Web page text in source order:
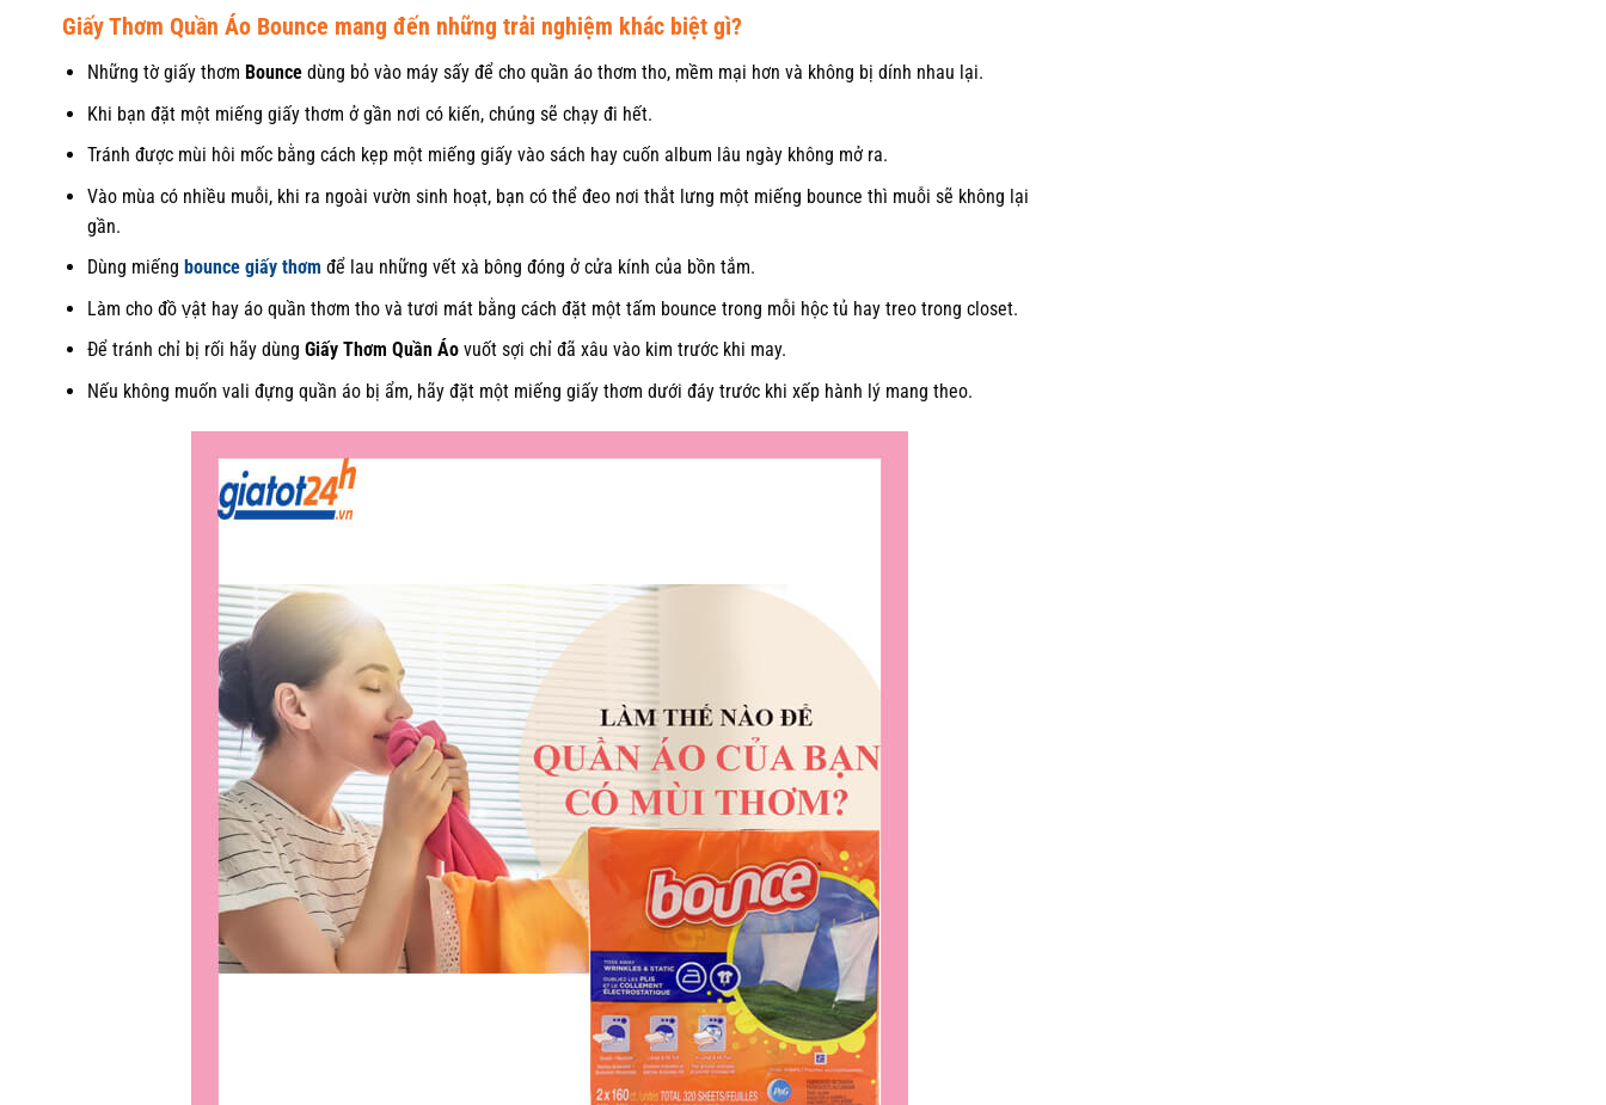
Giấy Thơm Quần Áo Bounce mang đến những trải nghiệm khác biệt gì?
Những tờ giấy thơm Bounce dùng bỏ vào máy sấy để cho quần áo thơm tho, mềm mại hơn và không bị dính nhau lại.
Khi bạn đặt một miếng giấy thơm ở gần nơi có kiến, chúng sẽ chạy đi hết.
Tránh được mùi hôi mốc bằng cách kẹp một miếng giấy vào sách hay cuốn album lâu ngày không mở ra.
Vào mùa có nhiều muỗi, khi ra ngoài vườn sinh hoạt, bạn có thể đeo nơi thắt lưng một miếng bounce thì muỗi sẽ không lại
gần.
Dùng miếng bounce giấy thơm để lau những vết xà bông đóng ở cửa kính của bồn tắm.
Làm cho đồ ṿật hay áo quần thơm tho và tươi mát bằng cách đặt một tấm bounce trong mỗi hộc tủ hay treo trong closet.
Để tránh chỉ bị rối hãy dùng Giấy Thơm Quần Áovuốt sợi chỉ đã xâu vào kim trước khi may.
Nếu không muốn vali đựng quần áo bị ẩm, hãy đặt một miếng giấy thơm dưới đáy trước khi xếp hành lý mang theo.